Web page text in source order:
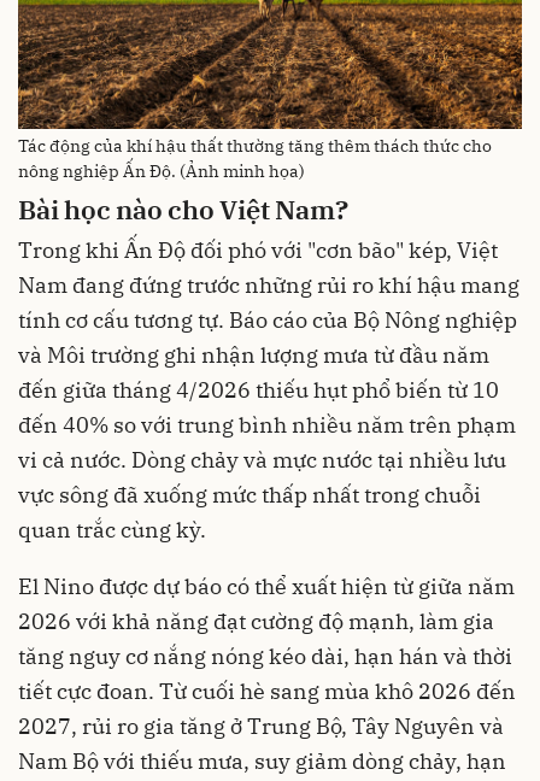
Tác động của khí hậu thất thường tăng thêm thách thức cho
nông nghiệp Ấn Độ. (Ảnh minh họa)
Bài học nào cho Việt Nam?
Trong khi Ấn Độ đối phó với "cơn bão" kép, Việt
Nam đang đứng trước những rủi ro khí hậu mang
tính cơ cấu tương tự. Báo cáo của Bộ Nông nghiệp
và Môi trường ghi nhận lượng mưa từ đầu năm
đến giữa tháng 4/2026 thiếu hụt phổ biến từ 10
đến 40% so với trung bình nhiều năm trên phạm
vi cả nước. Dòng chảy và mực nước tại nhiều lưu
vực sông đã xuống mức thấp nhất trong chuỗi
quan trắc cùng kỳ.
El Nino được dự báo có thể xuất hiện từ giữa năm
2026 với khả năng đạt cường độ mạnh, làm gia
tăng nguy cơ nắng nóng kéo dài, hạn hán và thời
tiết cực đoan. Từ cuối hè sang mùa khô 2026 đến
2027, rủi ro gia tăng ở Trung Bộ, Tây Nguyên và
Nam Bộ với thiếu mưa, suy giảm dòng chảy, hạn